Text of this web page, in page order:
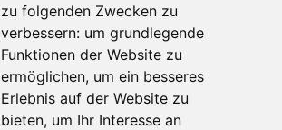
zu folgenden Zwecken zu
verbessern: um grundlegende
Funktionen der Website zu
ermöglichen, um ein besseres
Erlebnis auf der Website zu
bieten, um Ihr Interesse an
Für Makler:innen
Über Uns
Vorteile
Kontakt
Software Partner